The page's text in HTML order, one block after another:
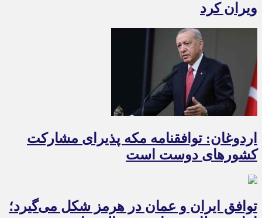
ویران کرد
اردوغان: توافقنامه مکه پذیرای مشارکت
کشورهای دوست است
توافق ایران و عمان در هرمز شکل می‌گیرد؛